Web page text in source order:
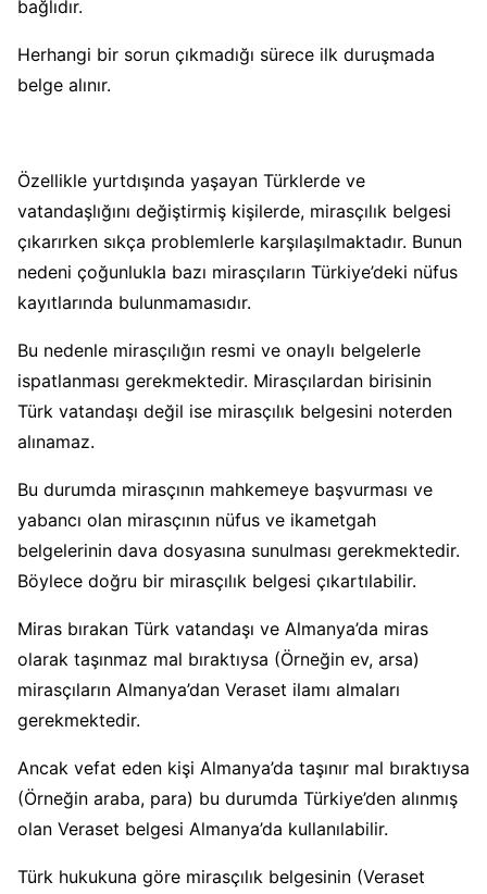
bağlıdır.
Herhangi bir sorun çıkmadığı sürece ilk duruşmada
belge alınır.
Özellikle yurtdışında yaşayan Türklerde ve
vatandaşlığını değiştirmiş kişilerde, mirasçılık belgesi
çıkarırken sıkça problemlerle karşılaşılmaktadır. Bunun
nedeni çoğunlukla bazı mirasçıların Türkiye’deki nüfus
kayıtlarında bulunmamasıdır.
Bu nedenle mirasçılığın resmi ve onaylı belgelerle
ispatlanması gerekmektedir. Mirasçılardan birisinin
Türk vatandaşı değil ise mirasçılık belgesini noterden
alınamaz.
Bu durumda mirasçının mahkemeye başvurması ve
yabancı olan mirasçının nüfus ve ikametgah
belgelerinin dava dosyasına sunulması gerekmektedir.
Böylece doğru bir mirasçılık belgesi çıkartılabilir.
Miras bırakan Türk vatandaşı ve Almanya’da miras
olarak taşınmaz mal bıraktıysa (Örneğin ev, arsa)
mirasçıların Almanya’dan Veraset ilamı almaları
gerekmektedir.
Ancak vefat eden kişi Almanya’da taşınır mal bıraktıysa
(Örneğin araba, para) bu durumda Türkiye’den alınmış
olan Veraset belgesi Almanya’da kullanılabilir.
Türk hukukuna göre mirasçılık belgesinin (Veraset